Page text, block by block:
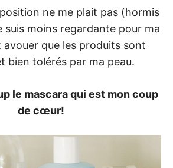
ne me plait pas (hormis
suis moins regardante pour ma
avouer que les produits sont
bien tolérés par ma peau.
le mascara qui est mon coup
de cœur!